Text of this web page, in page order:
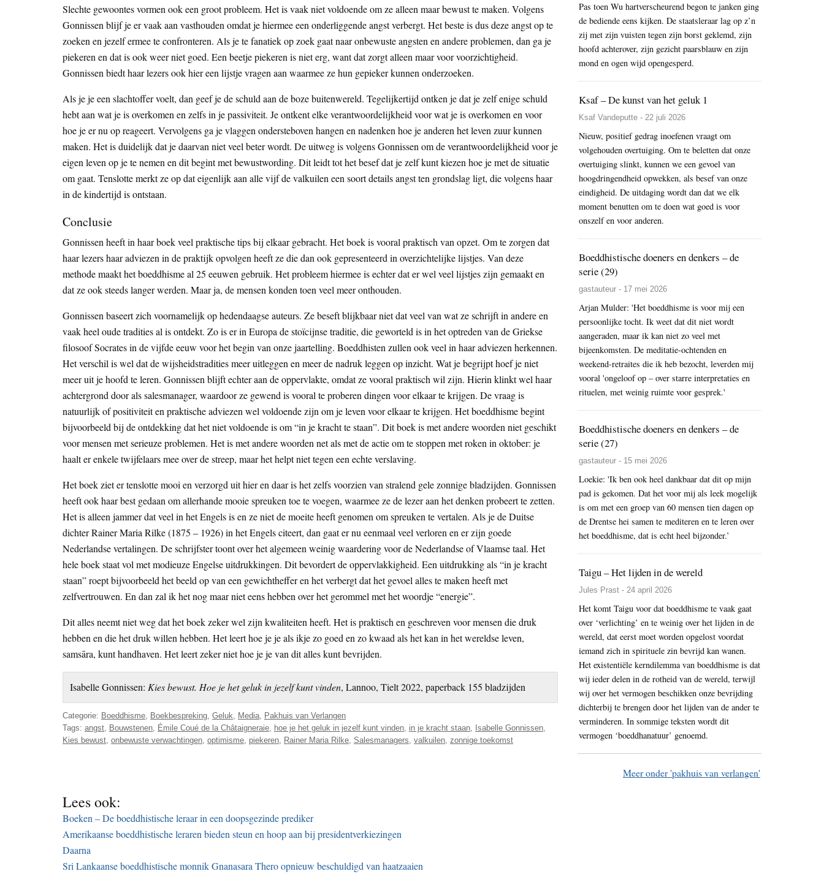
Slechte gewoontes vormen ook een groot probleem. Het is vaak niet voldoende om ze alleen maar bewust te maken. Volgens
Gonnissen blijf je er vaak aan vasthouden omdat je hiermee een onderliggende angst verbergt. Het beste is dus deze angst op te
zoeken en jezelf ermee te confronteren. Als je te fanatiek op zoek gaat naar onbewuste angsten en andere problemen, dan ga je
piekeren en dat is ook weer niet goed. Een beetje piekeren is niet erg, want dat zorgt alleen maar voor voorzichtigheid.
Gonnissen biedt haar lezers ook hier een lijstje vragen aan waarmee ze hun gepieker kunnen onderzoeken.
Als je je een slachtoffer voelt, dan geef je de schuld aan de boze buitenwereld. Tegelijkertijd ontken je dat je zelf enige schuld
hebt aan wat je is overkomen en zelfs in je passiviteit. Je ontkent elke verantwoordelijkheid voor wat je is overkomen en voor
hoe je er nu op reageert. Vervolgens ga je vlaggen ondersteboven hangen en nadenken hoe je anderen het leven zuur kunnen
maken. Het is duidelijk dat je daarvan niet veel beter wordt. De uitweg is volgens Gonnissen om de verantwoordelijkheid voor je
eigen leven op je te nemen en dit begint met bewustwording. Dit leidt tot het besef dat je zelf kunt kiezen hoe je met de situatie
om gaat. Tenslotte merkt ze op dat eigenlijk aan alle vijf de valkuilen een soort details angst ten grondslag ligt, die volgens haar
in de kindertijd is ontstaan.
Conclusie
Gonnissen heeft in haar boek veel praktische tips bij elkaar gebracht. Het boek is vooral praktisch van opzet. Om te zorgen dat
haar lezers haar adviezen in de praktijk opvolgen heeft ze die dan ook gepresenteerd in overzichtelijke lijstjes. Van deze
methode maakt het boeddhisme al 25 eeuwen gebruik. Het probleem hiermee is echter dat er wel veel lijstjes zijn gemaakt en
dat ze ook steeds langer werden. Maar ja, de mensen konden toen veel meer onthouden.
Gonnissen baseert zich voornamelijk op hedendaagse auteurs. Ze beseft blijkbaar niet dat veel van wat ze schrijft in andere en
vaak heel oude tradities al is ontdekt. Zo is er in Europa de stoïcijnse traditie, die geworteld is in het optreden van de Griekse
filosoof Socrates in de vijfde eeuw voor het begin van onze jaartelling. Boeddhisten zullen ook veel in haar adviezen herkennen.
Het verschil is wel dat de wijsheidstradities meer uitleggen en meer de nadruk leggen op inzicht. Wat je begrijpt hoef je niet
meer uit je hoofd te leren. Gonnissen blijft echter aan de oppervlakte, omdat ze vooral praktisch wil zijn. Hierin klinkt wel haar
achtergrond door als salesmanager, waardoor ze gewend is vooral te proberen dingen voor elkaar te krijgen. De vraag is
natuurlijk of positiviteit en praktische adviezen wel voldoende zijn om je leven voor elkaar te krijgen. Het boeddhisme begint
bijvoorbeeld bij de ontdekking dat het niet voldoende is om “in je kracht te staan”. Dit boek is met andere woorden niet geschikt
voor mensen met serieuze problemen. Het is met andere woorden net als met de actie om te stoppen met roken in oktober: je
haalt er enkele twijfelaars mee over de streep, maar het helpt niet tegen een echte verslaving.
Het boek ziet er tenslotte mooi en verzorgd uit hier en daar is het zelfs voorzien van stralend gele zonnige bladzijden. Gonnissen
heeft ook haar best gedaan om allerhande mooie spreuken toe te voegen, waarmee ze de lezer aan het denken probeert te zetten.
Het is alleen jammer dat veel in het Engels is en ze niet de moeite heeft genomen om spreuken te vertalen. Als je de Duitse
dichter Rainer Maria Rilke (1875 – 1926) in het Engels citeert, dan gaat er nu eenmaal veel verloren en er zijn goede
Nederlandse vertalingen. De schrijfster toont over het algemeen weinig waardering voor de Nederlandse of Vlaamse taal. Het
hele boek staat vol met modieuze Engelse uitdrukkingen. Dit bevordert de oppervlakkigheid. Een uitdrukking als “in je kracht
staan” roept bijvoorbeeld het beeld op van een gewichtheffer en het verbergt dat het gevoel alles te maken heeft met
zelfvertrouwen. En dan zal ik het nog maar niet eens hebben over het gerommel met het woordje “energie”.
Dit alles neemt niet weg dat het boek zeker wel zijn kwaliteiten heeft. Het is praktisch en geschreven voor mensen die druk
hebben en die het druk willen hebben. Het leert hoe je je als ikje zo goed en zo kwaad als het kan in het wereldse leven,
samsāra, kunt handhaven. Het leert zeker niet hoe je je van dit alles kunt bevrijden.
Isabelle Gonnissen:Kies bewust. Hoe je het geluk in jezelf kunt vinden, Lannoo, Tielt 2022, paperback 155 bladzijden
Categorie: Boeddhisme Boekbespreking Geluk Media
Pakhuis van Verlangen
Tags: angst Bouwstenen Émile Coué de la Châtaigneraie hoe je het geluk in jezelf kunt vinden in je kracht staan Isabelle Gonnissen
Kies bewust onbewuste verwachtingen optimisme piekeren Rainer Maria Rilke Salesmanagers valkuilen zonnige toekomst
Lees ook:
Boeken – De boeddhistische leraar in een doopsgezinde prediker
Amerikaanse boeddhistische leraren bieden steun en hoop aan bij presidentverkiezingen
Daarna
Sri Lankaanse boeddhistische monnik Gnanasara Thero opnieuw beschuldigd van haatzaaien
Pas toen Wu hartverscheurend begon te janken ging
de bediende eens kijken. De staatsleraar lag op z’n
zij met zijn vuisten tegen zijn borst geklemd, zijn
hoofd achterover, zijn gezicht paarsblauw en zijn
mond en ogen wijd opengesperd.
Ksaf – De kunst van het geluk 1
Ksaf Vandeputte - 22 juli 2026
Nieuw, positief gedrag inoefenen vraagt om
volgehouden overtuiging. Om te beletten dat onze
overtuiging slinkt, kunnen we een gevoel van
hoogdringendheid opwekken, als besef van onze
eindigheid. De uitdaging wordt dan dat we elk
moment benutten om te doen wat goed is voor
onszelf en voor anderen.
Boeddhistische doeners en denkers – de
serie (29)
gastauteur - 17 mei 2026
Arjan Mulder: 'Het boeddhisme is voor mij een
persoonlijke tocht. Ik weet dat dit niet wordt
aangeraden, maar ik kan niet zo veel met
bijeenkomsten. De meditatie-ochtenden en
weekend-retraites die ik heb bezocht, leverden mij
vooral 'ongeloof op – over starre interpretaties en
rituelen, met weinig ruimte voor gesprek.'
Boeddhistische doeners en denkers – de
serie (27)
gastauteur - 15 mei 2026
Loekie: 'Ik ben ook heel dankbaar dat dit op mijn
pad is gekomen. Dat het voor mij als leek mogelijk
is om met een groep van 60 mensen tien dagen op
de Drentse hei samen te mediteren en te leren over
het boeddhisme, dat is echt heel bijzonder.’
Taigu – Het lijden in de wereld
Jules Prast - 24 april 2026
Het komt Taigu voor dat boeddhisme te vaak gaat
over ‘verlichting’ en te weinig over het lijden in de
wereld, dat eerst moet worden opgelost voordat
iemand zich in spirituele zin bevrijd kan wanen.
Het existentiële kerndilemma van boeddhisme is dat
wij ieder delen in de rotheid van de wereld, terwijl
wij over het vermogen beschikken onze bevrijding
dichterbij te brengen door het lijden van de ander te
verminderen. In sommige teksten wordt dit
vermogen ‘boeddhanatuur’ genoemd.
Meer onder 'pakhuis van verlangen'